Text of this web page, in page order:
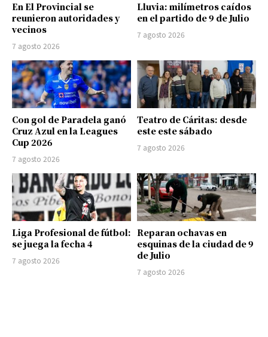
En El Provincial se
reunieron autoridades y
vecinos
7 agosto 2026
Lluvia: milímetros caídos
en el partido de 9 de Julio
7 agosto 2026
Con gol de Paradela ganó
Cruz Azul en la Leagues
Cup 2026
7 agosto 2026
Teatro de Cáritas: desde
este este sábado
7 agosto 2026
Liga Profesional de fútbol:
se juega la fecha 4
7 agosto 2026
Reparan ochavas en
esquinas de la ciudad de 9
de Julio
7 agosto 2026